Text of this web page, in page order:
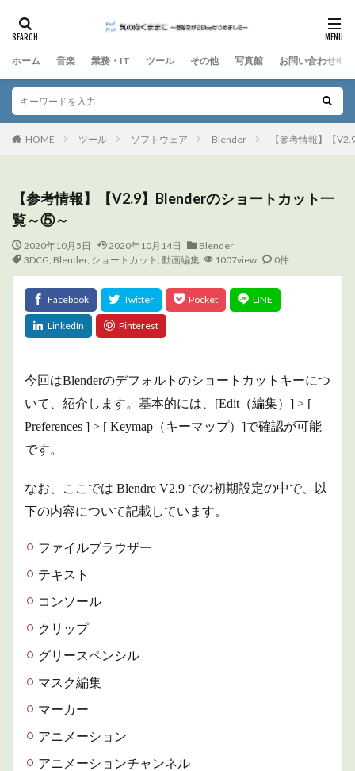
ホーム 音楽 業務・IT ツール その他 写真館 お問い合わせ
HOME ツール ソフトウェア Blender 【参考情報】【
【参考情報】【V2.9】Blenderのショートカット一
覧～⑤～
2020年10月5日 2020年10月14日
Blender
3DCG, Blender, ショートカット , 動画編集 1007view 0件
今回はBlenderのデフォルトのショートカットキーにつ
いて、紹介します。基本的には、[Edit（編集）] > [
Preferences ] > [ Keymap（キーマップ）]で確認が可能
です。
なお、ここでは Blendre V2.9 での初期設定の中で、以
下の内容について記載しています。
ファイルブラウザー
テキスト
コンソール
クリップ
グリースペンシル
マスク編集
マーカー
アニメーション
アニメーションチャンネル